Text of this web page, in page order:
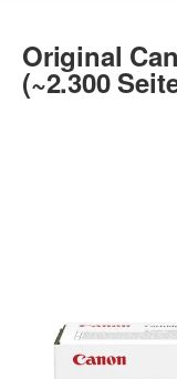
Original
(~2.300